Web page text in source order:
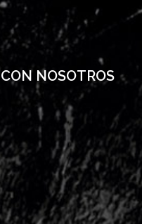
NOSOTROS